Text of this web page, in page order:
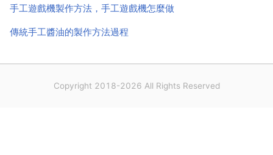
手工遊戲機製作方法，手工遊戲機怎麼做
傳統手工醬油的製作方法過程
Copyright 2018-2026 All Rights Reserved